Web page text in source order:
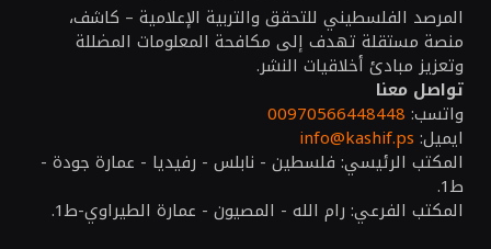
المرصد الفلسطيني للتحقق والتربية الإعلامية – كاشف،
منصة مستقلة تهدف إلى مكافحة المعلومات المضللة
وتعزيز مبادئ أخلاقيات النشر.
تواصل معنا
واتسب: 00970566448448
ايميل: info@kashif.ps
المكتب الرئيسي: فلسطين - نابلس - رفيديا - عمارة جودة -
ط1.
المكتب الفرعي: رام الله - المصيون - عمارة الطيراوي-ط1.